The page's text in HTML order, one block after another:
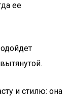
ее
и стилю: она